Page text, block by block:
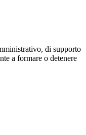
di supporto
a formare o detenere